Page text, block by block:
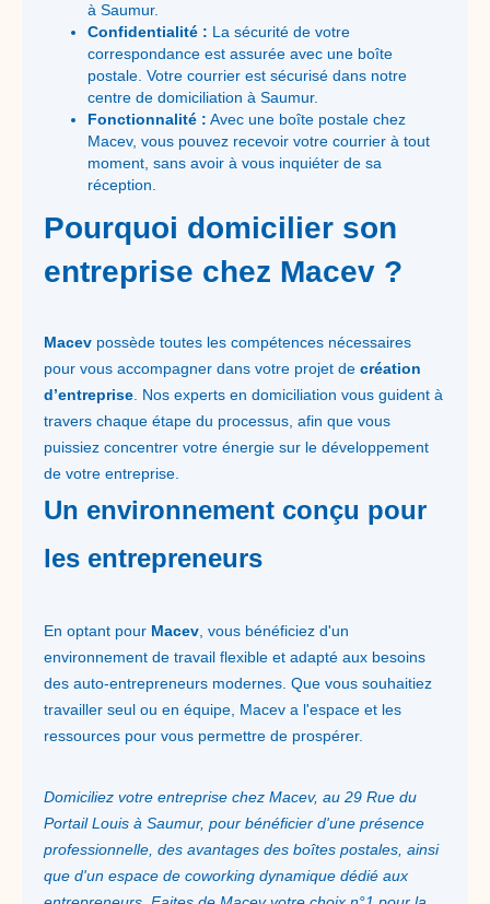
à Saumur.
Confidentialité : La sécurité de votre
correspondance est assurée avec une boîte
postale. Votre courrier est sécurisé dans notre
centre de domiciliation à Saumur.
Fonctionnalité : Avec une boîte postale chez
Macev, vous pouvez recevoir votre courrier à tout
moment, sans avoir à vous inquiéter de sa
réception.
Pourquoi domicilier son
entreprise chez Macev ?
Macev possède toutes les compétences nécessaires
pour vous accompagner dans votre projet de création
d’entreprise . Nos experts en domiciliation vous guident à
travers chaque étape du processus, afin que vous
puissiez concentrer votre énergie sur le développement
de votre entreprise.
Un environnement conçu pour
les entrepreneurs
En optant pour Macev , vous bénéficiez d'un
environnement de travail flexible et adapté aux besoins
des auto-entrepreneurs modernes. Que vous souhaitiez
travailler seul ou en équipe, Macev a l'espace et les
ressources pour vous permettre de prospérer.
Domiciliez votre entreprise chez Macev, au 29 Rue du
Portail Louis à Saumur, pour bénéficier d'une présence
professionnelle, des avantages des boîtes postales, ainsi
que d'un espace de coworking dynamique dédié aux